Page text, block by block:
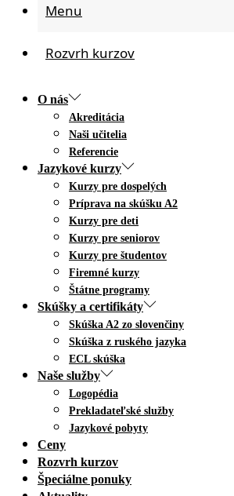
Menu
Rozvrh kurzov
O nás
Akreditácia
Naši učitelia
Referencie
Jazykové kurzy
Kurzy pre dospelých
Príprava na skúšku A2
Kurzy pre deti
Kurzy pre seniorov
Kurzy pre študentov
Firemné kurzy
Štátne programy
Skúšky a certifikáty
Skúška A2 zo slovenčiny
Skúška z ruského jazyka
ECL skúška
Naše služby
Logopédia
Prekladateľské služby
Jazykové pobyty
Ceny
Rozvrh kurzov
Špeciálne ponuky